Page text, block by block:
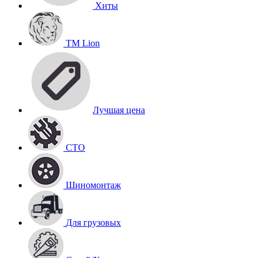
Хиты
TM Lion
Лучшая цена
СТО
Шиномонтаж
Для грузовых